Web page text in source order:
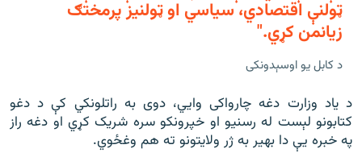
ټولنې اقتصادي، سیاسي او ټولنیز پرمختګ
زیانمن کړي."
د کابل يو اوسېدونکی
د یاد وزارت دغه چارواکی وایي، دوی به راتلونکي کې د دغو
کتابونو لېست له رسنیو او خپرونکو سره شریک کړي او دغه راز
په خبره یې دا بهیر به ژر ولایتونو ته هم وغځوي.